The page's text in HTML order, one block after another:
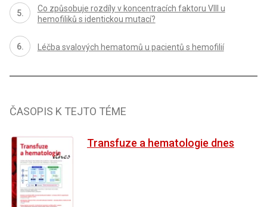
Co způsobuje rozdíly v koncentracích faktoru VIII u
hemofiliků s identickou mutací?
Léčba svalových hematomů u pacientů s hemofilií
ČASOPIS K TEJTO TÉME
Transfuze a hematologie dnes